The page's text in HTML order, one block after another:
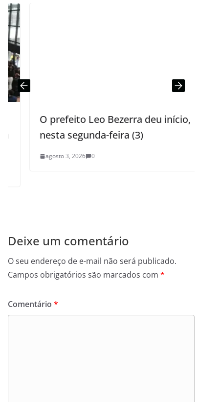
O prefeito Leo Bezerra deu início,
nesta segunda-feira (3)
agosto 3, 2026 0
Deixe um comentário
O seu endereço de e-mail não será publicado.
Campos obrigatórios são marcados com *
Comentário *